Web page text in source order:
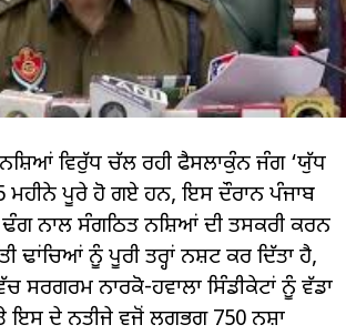
ਨਸ਼ਿਆਂ ਵਿਰੁੱਧ ਚੱਲ ਰਹੀ ਫੈਸਲਾਕੁੰਨ ਜੰਗ ‘ਯੁੱਧ
ਮਹੀਨੇ ਪੂਰੇ ਹੋ ਗਏ ਹਨ, ਇਸ ਦੌਰਾਨ ਪੰਜਾਬ
ਨਾਲ ਸੰਗਠਿਤ ਨਸ਼ਿਆਂ ਦੀ ਤਸਕਰੀ ਕਰਨ
ਢਾਂਚਿਆਂ ਨੂੰ ਪੂਰੀ ਤਰ੍ਹਾਂ ਨਸ਼ਟ ਕਰ ਦਿੱਤਾ ਹੈ,
ਸਰਗਰਮ ਨਾਰਕੋ-ਹਵਾਲਾ ਸਿੰਡੀਕੇਟਾਂ ਨੂੰ ਵੱਡਾ
ਇਸ ਦੇ ਨਤੀਜੇ ਵਜੋਂ ਲਗਭਗ 750 ਨਸ਼ਾ